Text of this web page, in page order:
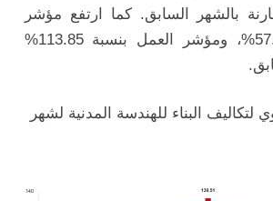
مقارنة بالشهر السابق. كما ارتفع مؤشر
المواد بنسبة 57.99%، ومؤشر العمل بنسبة 113.85%
لتكاليف البناء للهندسة المدنية لشهر